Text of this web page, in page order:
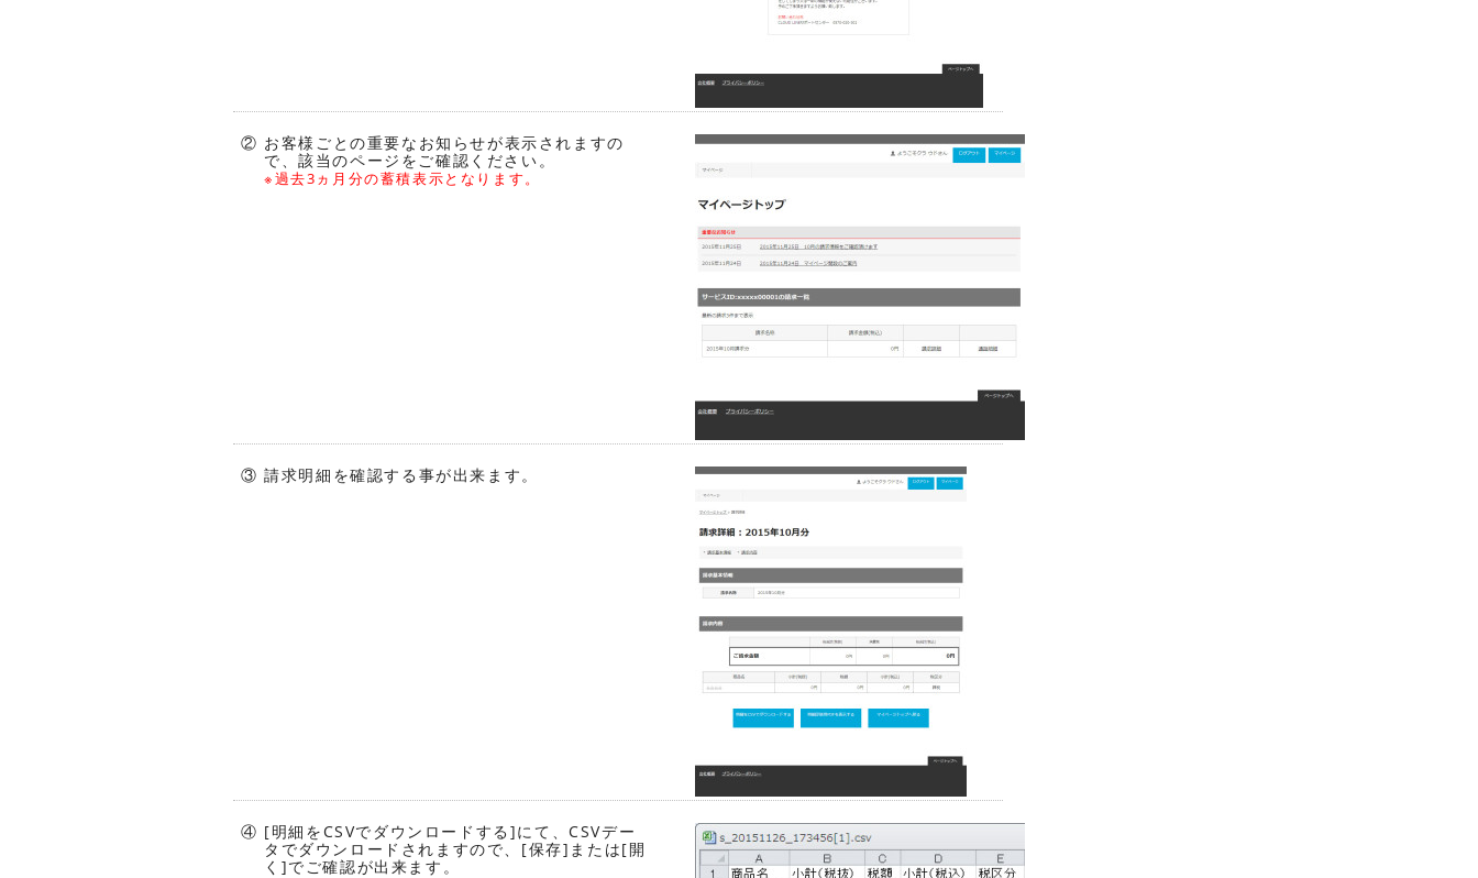
② お客様ごとの重要なお知らせが表示されますの
で、該当のページをご確認ください。
※過去3ヵ月分の蓄積表示となります。
③ 請求明細を確認する事が出来ます。
④ [明細をCSVでダウンロードする]にて、CSVデー
タでダウンロードされますので、[保存]または[開
く]でご確認が出来ます。